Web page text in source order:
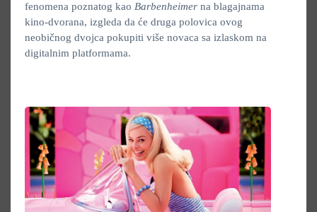
fenomena poznatog kao Barbenheimer na blagajnama
kino-dvorana, izgleda da će druga polovica ovog
neobičnog dvojca pokupiti više novaca sa izlaskom na
digitalnim platformama.